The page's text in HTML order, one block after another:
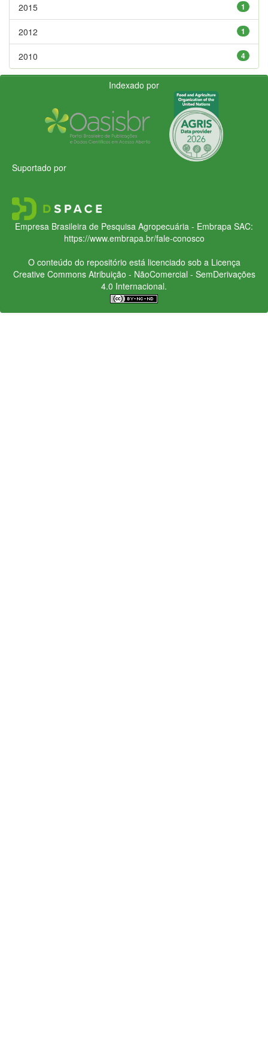
1
2015
1
2012
4
2010
Indexado por
Suportado por
Empresa Brasileira de Pesquisa Agropecuária - Embrapa SAC:
https://www.embrapa.br/fale-conosco
O conteúdo do repositório está licenciado sob a Licença
Creative CommonsAtribuição - NãoComercial - SemDerivações
4.0 Internacional.